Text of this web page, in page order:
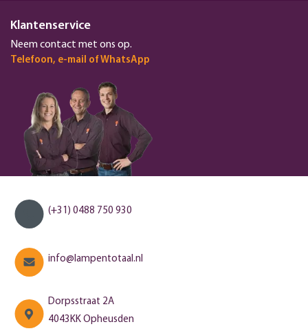
Klantenservice
Neem contact met ons op.
Telefoon, e-mail of WhatsApp
(+31) 0488 750 930
info@lampentotaal.nl
Dorpsstraat 2A
4043KK Opheusden